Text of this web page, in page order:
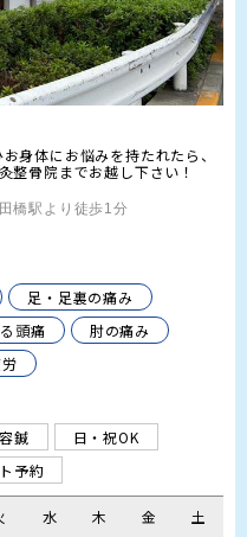
身体にお悩みを持たれたら、
整骨院までお越し下さい！
橋駅より徒歩1分
足・足裏の痛み
頭痛
肘の痛み
鍼
日・祝OK
予約
水 木 金 土